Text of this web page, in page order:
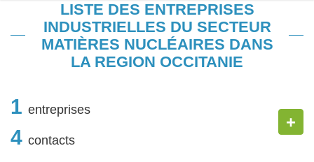
LISTE DES ENTREPRISES
INDUSTRIELLES DU SECTEUR
MATIÈRES NUCLÉAIRES DANS
LA REGION OCCITANIE
1 entreprises
4 contacts
+